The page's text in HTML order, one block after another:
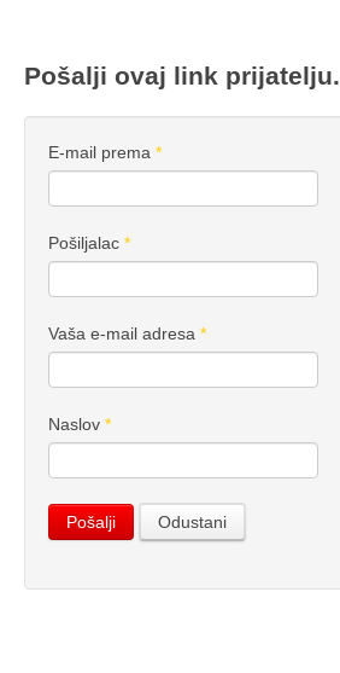
Pošalji ovaj link prijatelju.
E-mail prema *
Pošiljalac *
Vaša e-mail adresa *
Naslov *
Pošalji Odustani